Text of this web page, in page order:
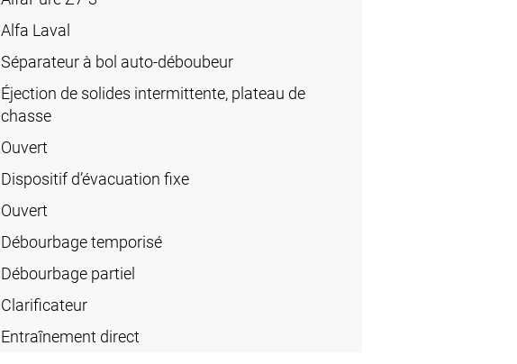
Alfa Laval
Séparateur à bol auto-déboubeur
Éjection de solides intermittente, plateau de
chasse
Ouvert
Dispositif d’évacuation fixe
Ouvert
Débourbage temporisé
Débourbage partiel
Clarificateur
Entraînement direct